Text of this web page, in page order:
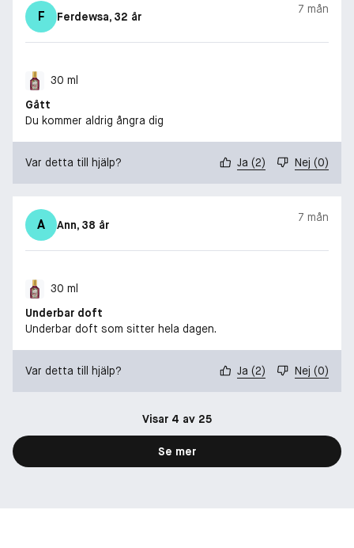
F Ferdewsa, 32 år
7 mån
30 ml
Gått
Du kommer aldrig ångra dig
Var detta till hjälp? Ja (2) Nej (0)
A Ann, 38 år
7 mån
30 ml
Underbar doft
Underbar doft som sitter hela dagen.
Var detta till hjälp? Ja (2) Nej (0)
Visar 4 av 25
Se mer